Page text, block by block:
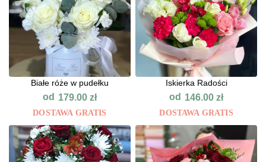
Białe róże w pudełku
od 179.00 zł
DOSTAWA GRATIS
Iskierka Radości
od 146.00zł
DOSTAWA GRATIS